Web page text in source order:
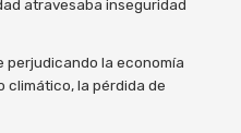
atravesaba inseguridad
perjudicando la economía
climático, la pérdida de